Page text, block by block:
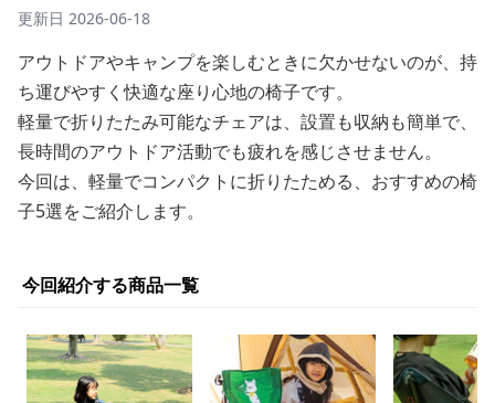
更新日 2026-06-18
アウトドアやキャンプを楽しむときに欠かせないのが、持
ち運びやすく快適な座り心地の椅子です。
軽量で折りたたみ可能なチェアは、設置も収納も簡単で、
長時間のアウトドア活動でも疲れを感じさせません。
今回は、軽量でコンパクトに折りたためる、おすすめの椅
子5選をご紹介します。
今回紹介する商品一覧